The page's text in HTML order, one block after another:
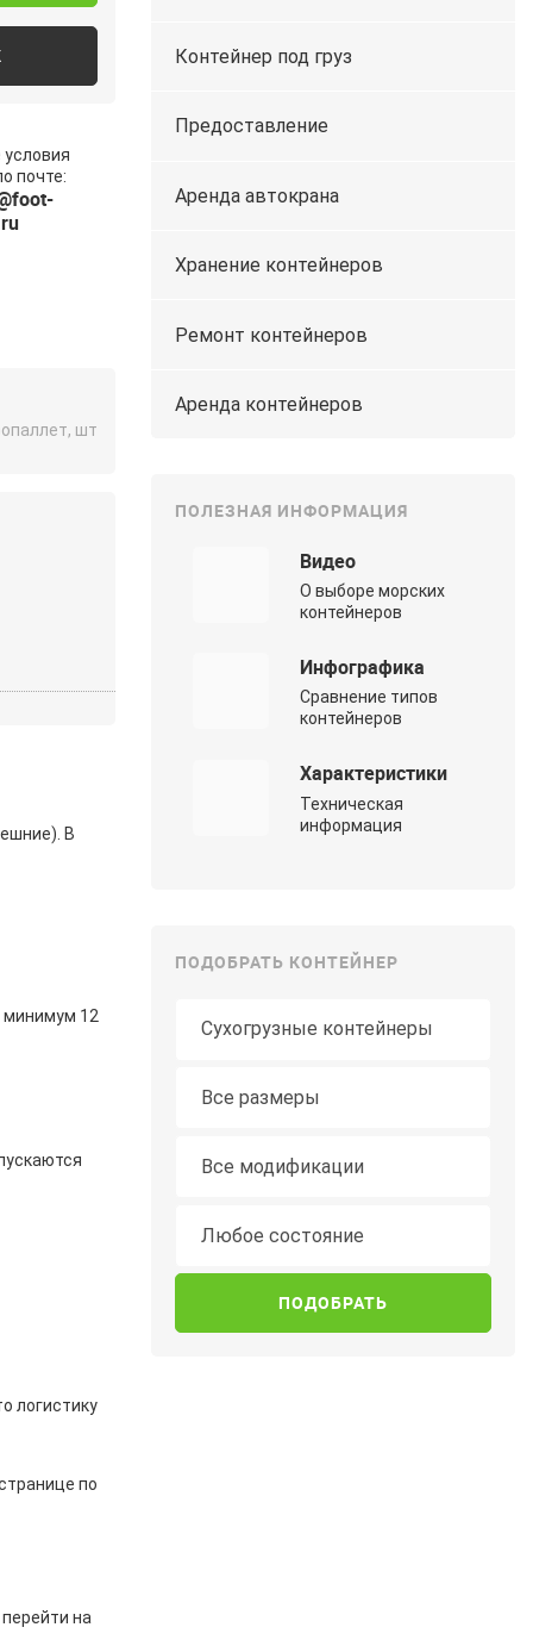
условия
почте:
шт
В
минимум 12
логистику
по
на
Контейнер под груз
Предоставление
Аренда автокрана
Хранение контейнеров
Ремонт контейнеров
Аренда контейнеров
ПОЛЕЗНАЯ ИНФОРМАЦИЯ
Видео
О выборе морских
контейнеров
Инфографика
Сравнение типов
контейнеров
Характеристики
Техническая
информация
ПОДОБРАТЬ КОНТЕЙНЕР
Все размеры
Все модификации
Любое состояние